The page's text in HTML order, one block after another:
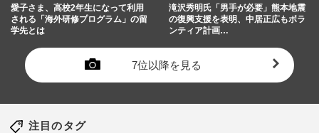
愛子さま、高校2年生になって利用
される「海外研修プログラム」の留
学先とは
滝沢秀明氏「男手が必要」熊本地震
の復興支援を表明、中居正広もボラ
ンティア計画…
7位以降を見る
注目のタグ